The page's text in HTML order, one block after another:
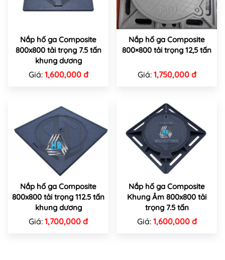
Nắp hố ga Composite
800x800 tải trọng 7.5 tấn
khung dương
Giá: 1,600,000 đ
Nắp hố ga Composite
800×800 tải trọng 12,5 tấn
Giá: 1,750,000 đ
Nắp hố ga Composite
800x800 tải trọng 112.5 tấn
khung dương
Giá: 1,700,000 đ
Nắp hố ga Composite
Khung Âm 800x800 tải
trọng 7.5 tấn
Giá: 1,600,000 đ